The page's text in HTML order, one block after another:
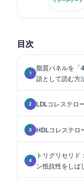
査医学を専
目次
脂質パネルを「
語として読む方
LDLコレステロ
HDLコレステロ
トリグリセリド
ン抵抗性をしば